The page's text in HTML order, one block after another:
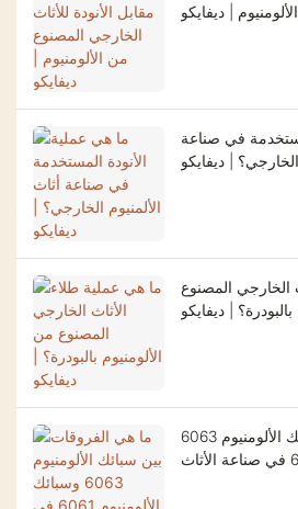
| ديفايكو
في صناعة
الخارجي؟ | ديفايكو
الخارجي المصنوع
| ديفايكو
ما هي الفروقات بين سبائك الألومنيوم 6063
وسبائك الألومنيوم 6061 في صناعة الأثاث